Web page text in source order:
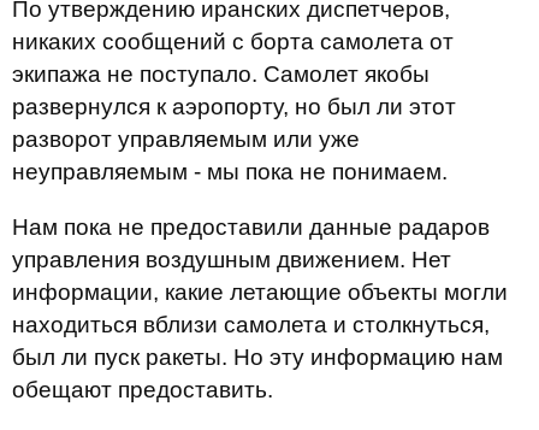
По утверждению иранских диспетчеров,
никаких сообщений с борта самолета от
экипажа не поступало. Самолет якобы
развернулся к аэропорту, но был ли этот
разворот управляемым или уже
неуправляемым - мы пока не понимаем.
Нам пока не предоставили данные радаров
управления воздушным движением. Нет
информации, какие летающие объекты могли
находиться вблизи самолета и столкнуться,
был ли пуск ракеты. Но эту информацию нам
обещают предоставить.